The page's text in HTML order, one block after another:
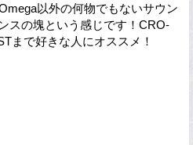
以外の何物でもないサウン
スの塊という感じです！CRO-
まで好きな人にオススメ！